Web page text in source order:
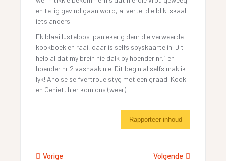
en te lig gevind gaan word, al vertel die blik-skaal
iets anders.
Ek blaai lusteloos-paniekerig deur die verweerde
kookboek en raai, daar is selfs spyskaarte in! Dit
help al dat my brein nie dalk by hoender nr.1 en
hoender nr.2 vashaak nie. Dit begin al selfs maklik
lyk! Ano se selfvertroue styg met een graad. Kook
en Geniet, hier kom ons (weer)!
Rapporteer inhoud
Vorige Volgende